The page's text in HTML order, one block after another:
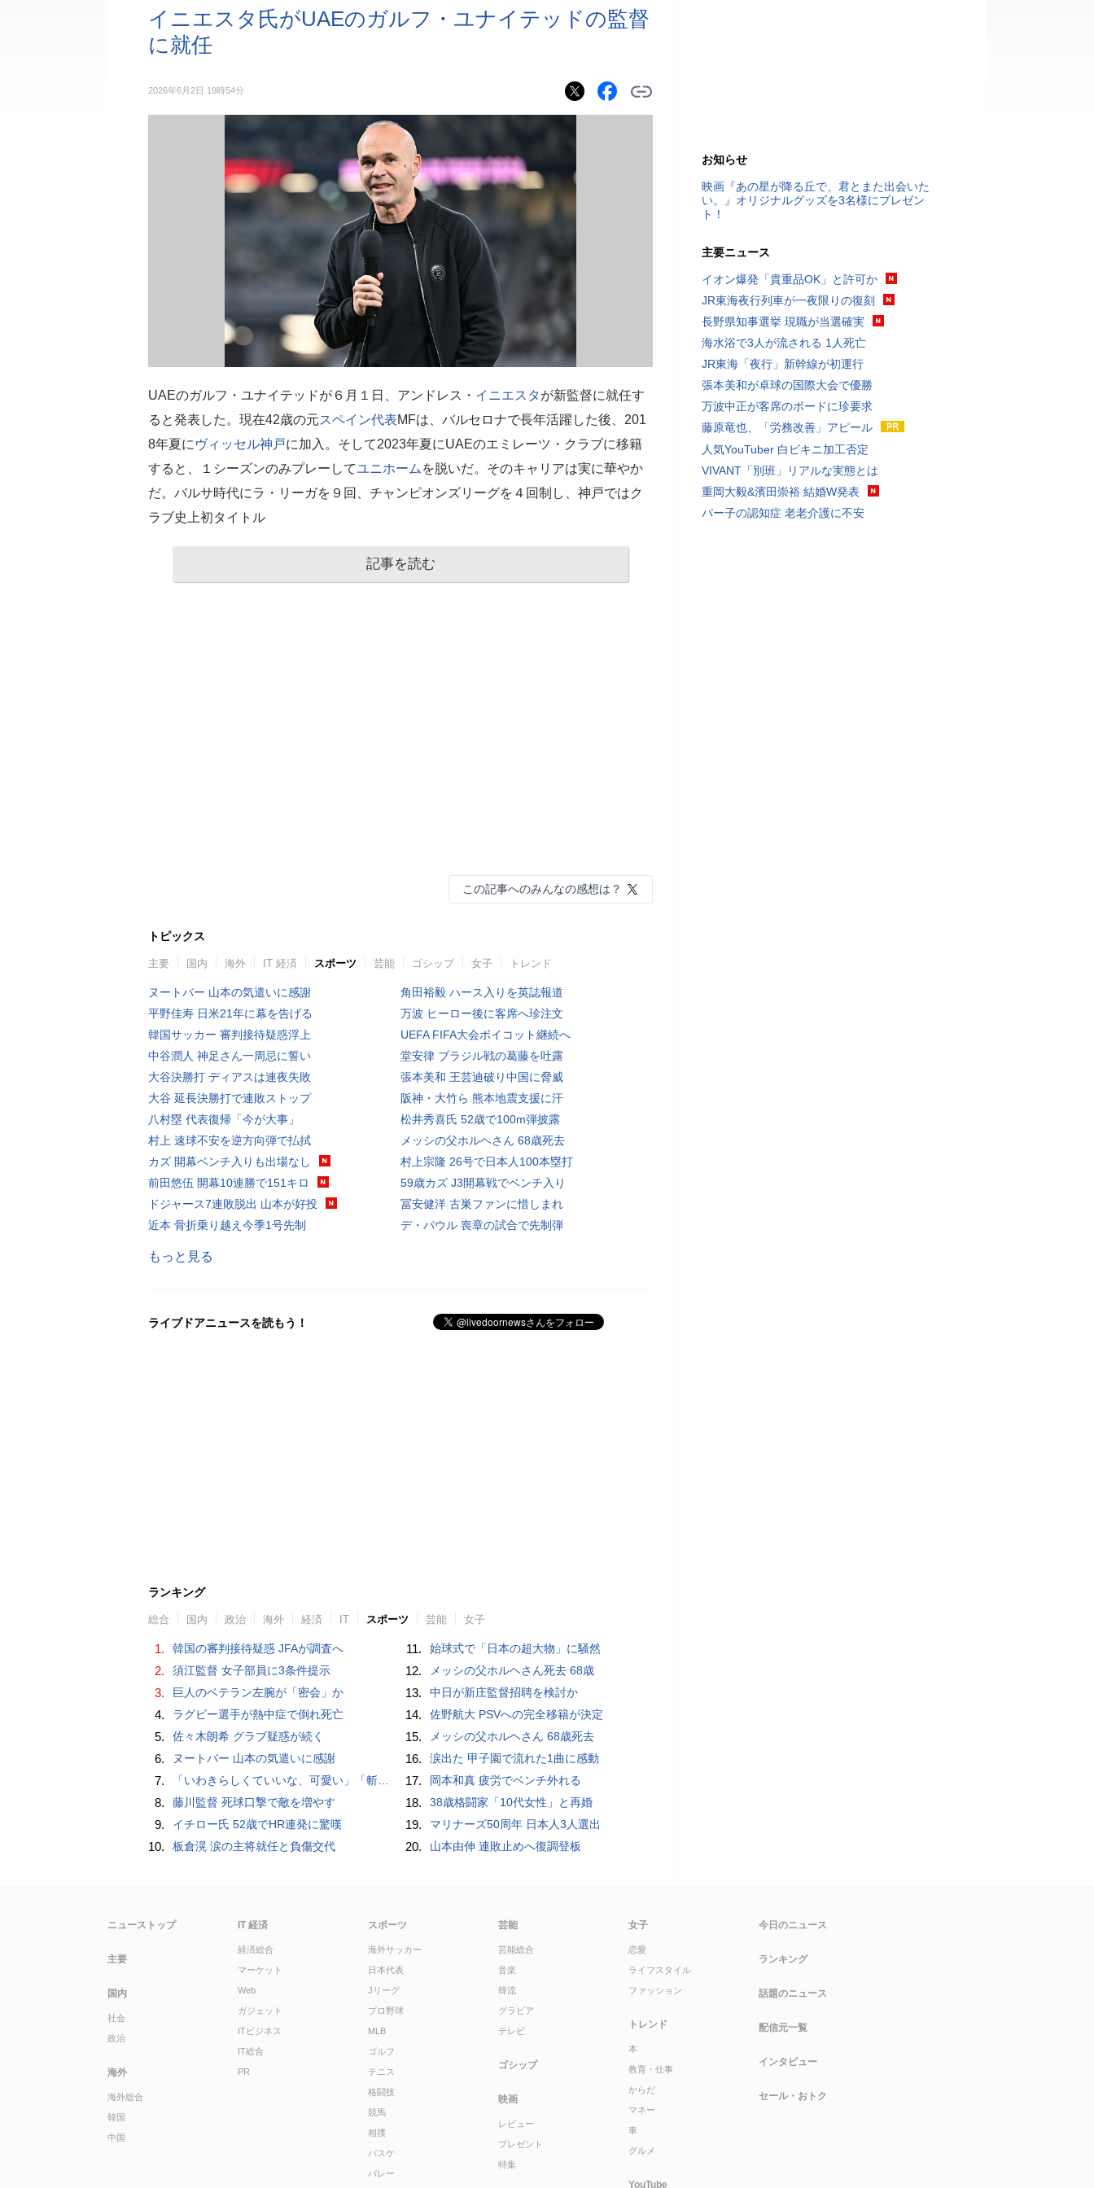
イニエスタ氏がUAEのガルフ・ユナイテッドの監督
に就任
2026年6月2日 19時54分
UAEのガルフ・ユナイテッドが６月１日、アンドレス・ イニエスタが新監督に就任す
ると発表した。現在42歳の元スペイン代表MFは、バルセロナで長年活躍した後、201
8年夏に ヴィッセル神戸に加入。そして2023年夏にUAEのエミレーツ・クラブに移籍
すると、１シーズンのみプレーしてユニホーム を脱いだ。そのキャリアは実に華やか
だ。バルサ時代にラ・リーガを９回、チャンピオンズリーグを４回制し、神戸ではク
ラブ史上初タイトル
記事を読む
この記事へのみんなの感想は？
トピックス
主要 国内 海外 IT 経済 スポーツ 芸能 ゴシップ 女子 トレンド
ヌートバー 山本の気遣いに感謝
平野佳寿 日米21年に幕を告げる
韓国サッカー 審判接待疑惑浮上
中谷潤人 神足さん一周忌に誓い
大谷決勝打 ディアスは連夜失敗
大谷 延長決勝打で連敗ストップ
八村塁 代表復帰「今が大事」
村上 速球不安を逆方向弾で払拭
カズ 開幕ベンチ入りも出場なし
前田悠伍 開幕10連勝で151キロ
ドジャース7連敗脱出 山本が好投
近本 骨折乗り越え今季1号先制
角田裕毅 ハース入りを英誌報道
万波 ヒーロー後に客席へ珍注文
UEFA FIFA大会ボイコット継続へ
堂安律 ブラジル戦の葛藤を吐露
張本美和 王芸迪破り中国に脅威
阪神・大竹ら 熊本地震支援に汗
松井秀喜氏 52歳で100m弾披露
メッシの父ホルヘさん 68歳死去
村上宗隆 26号で日本人100本塁打
59歳カズ J3開幕戦でベンチ入り
冨安健洋 古巣ファンに惜しまれ
デ・パウル 喪章の試合で先制弾
もっと見る
ライブドアニュースを読もう！
ランキング
総合 国内 政治 海外 経済 IT スポーツ 芸能 女子
1. 韓国の審判接待疑惑 JFAが調査へ
2. 須江監督 女子部員に3条件提示
3. 巨人のベテラン左腕が「密会」か
4. ラグビー選手が熱中症で倒れ死亡
5. 佐々木朗希 グラブ疑惑が続く
6. ヌートバー 山本の気遣いに感謝
7. 「いわきらしくていいな、可愛い」「斬新」初出場初勝利の東日本国際大昌平、アルプス彩ったフラダンス部の応援に反響 部員は感無量「夢を見ているよう」
8. 藤川監督 死球口撃で敵を増やす
9. イチロー氏 52歳でHR連発に驚嘆
10. 板倉滉 涙の主将就任と負傷交代
11. 始球式で「日本の超大物」に騒然
12. メッシの父ホルヘさん死去 68歳
13. 中日が新庄監督招聘を検討か
14. 佐野航大 PSVへの完全移籍が決定
15. メッシの父ホルヘさん 68歳死去
16. 涙出た 甲子園で流れた1曲に感動
17. 岡本和真 疲労でベンチ外れる
18. 38歳格闘家「10代女性」と再婚
19. マリナーズ50周年 日本人3人選出
20. 山本由伸 連敗止めへ復調登板
お知らせ
映画『あの星が降る丘で、君とまた出会いた
い。』オリジナルグッズを3名様にプレゼン
ト！
主要ニュース
イオン爆発「貴重品OK」と許可か
JR東海夜行列車が一夜限りの復刻
長野県知事選挙 現職が当選確実
海水浴で3人が流される 1人死亡
JR東海「夜行」新幹線が初運行
張本美和が卓球の国際大会で優勝
万波中正が客席のボードに珍要求
藤原竜也、「労務改善」アピール
人気YouTuber 白ビキニ加工否定
VIVANT「別班」リアルな実態とは
重岡大毅&濱田崇裕 結婚W発表
パー子の認知症 老老介護に不安
ニューストップ
主要
国内
社会
政治
海外
海外総合
韓国
中国
IT 経済
経済総合
マーケット
Web
ガジェット
ITビジネス
IT総合
PR
スポーツ
海外サッカー
日本代表
Jリーグ
プロ野球
MLB
ゴルフ
テニス
格闘技
競馬
相撲
バスケ
バレー
芸能
芸能総合
音楽
韓流
グラビア
テレビ
ゴシップ
映画
レビュー
プレゼント
特集
女子
恋愛
ライフスタイル
ファッション
トレンド
本
教育・仕事
からだ
マネー
車
グルメ
YouTube
今日のニュース
ランキング
話題のニュース
配信元一覧
インタビュー
セール・おトク